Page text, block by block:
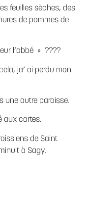
feuilles sèches, des
de pommes de
l’abbé » ????
ja’ ai perdu mon
une autre paroisse.
aux cartes.
de Saint
à Sagy.